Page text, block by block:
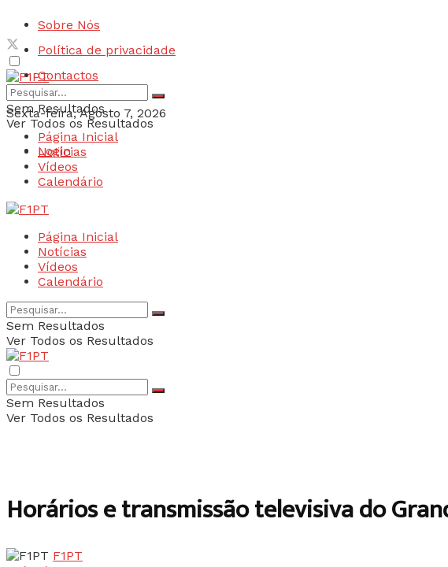
Sobre Nós
Política de privacidade
Contactos
Sexta-feira, Agosto 7, 2026
Login
Sem Resultados
Ver Todos os Resultados
Página Inicial
Notícias
Vídeos
Calendário
Página Inicial
Notícias
Vídeos
Calendário
Sem Resultados
Ver Todos os Resultados
Sem Resultados
Ver Todos os Resultados
Horários e transmissão televisiva do
F1PT